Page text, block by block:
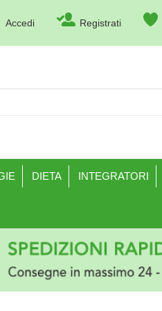
Accedi Registrati
DIETA INTEGRATORI